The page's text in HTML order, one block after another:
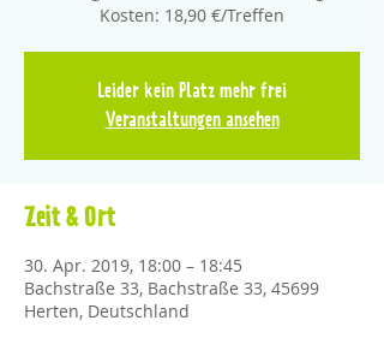
Kosten: 18,90 €/Treffen
Leider kein Platz mehr frei
Veranstaltungen ansehen
Zeit & Ort
30. Apr. 2019, 18:00 – 18:45
Bachstraße 33, Bachstraße 33, 45699
Herten, Deutschland